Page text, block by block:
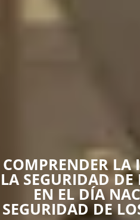
COMPRENDER LA
LA SEGURIDAD DE
EN EL DÍA
SEGURIDAD DE